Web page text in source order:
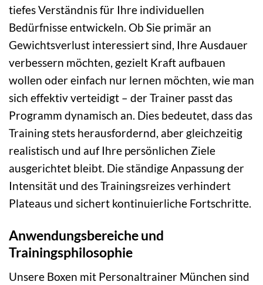
tiefes Verständnis für Ihre individuellen
Bedürfnisse entwickeln. Ob Sie primär an
Gewichtsverlust interessiert sind, Ihre Ausdauer
verbessern möchten, gezielt Kraft aufbauen
wollen oder einfach nur lernen möchten, wie man
sich effektiv verteidigt – der Trainer passt das
Programm dynamisch an. Dies bedeutet, dass das
Training stets herausfordernd, aber gleichzeitig
realistisch und auf Ihre persönlichen Ziele
ausgerichtet bleibt. Die ständige Anpassung der
Intensität und des Trainingsreizes verhindert
Plateaus und sichert kontinuierliche Fortschritte.
Anwendungsbereiche und
Trainingsphilosophie
Unsere Boxen mit Personaltrainer München sind